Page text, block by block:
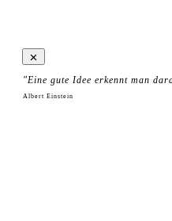
"Eine gute Idee erkennt man
Albert Einstein